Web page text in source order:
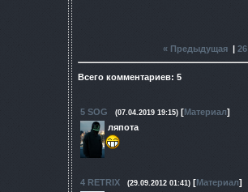
« Предыдущая| 26
Всего комментариев: 5
5 SOG (07.04.2019 19:15) [Материал]
ляпота
4 RETRIX (29.09.2012 01:41) [Материал]